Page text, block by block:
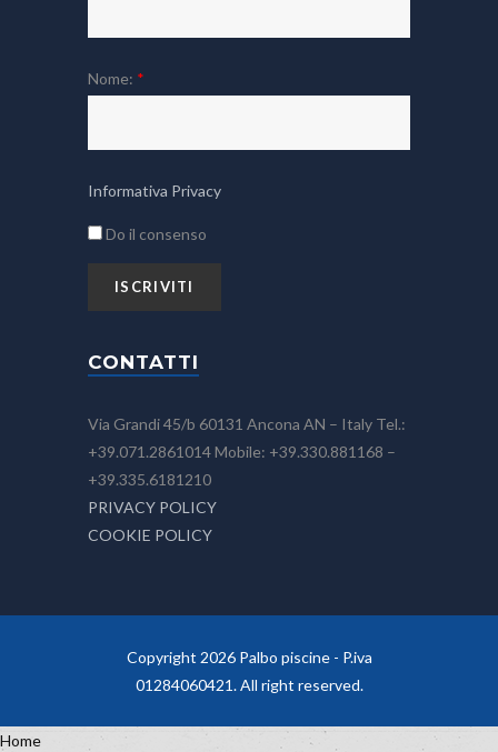
Nome: *
Informativa Privacy
Do il consenso
CONTATTI
Via Grandi 45/b 60131 Ancona AN – Italy Tel.:
+39.071.2861014 Mobile: +39.330.881168 –
+39.335.6181210
PRIVACY POLICY
COOKIE POLICY
Copyright 2026 Palbo piscine - P.iva
01284060421. All right reserved.
Home